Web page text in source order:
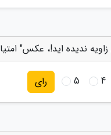
ندیده اید!، عکس"
4
5 رای